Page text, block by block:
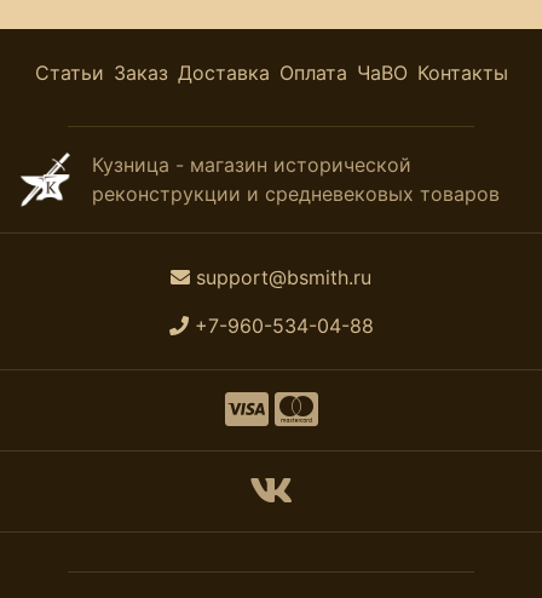
Статьи Заказ Доставка Оплата ЧаВО Контакты
Кузница - магазин исторической
реконструкции и средневековых товаров
support@bsmith.ru
+7-960-534-04-88